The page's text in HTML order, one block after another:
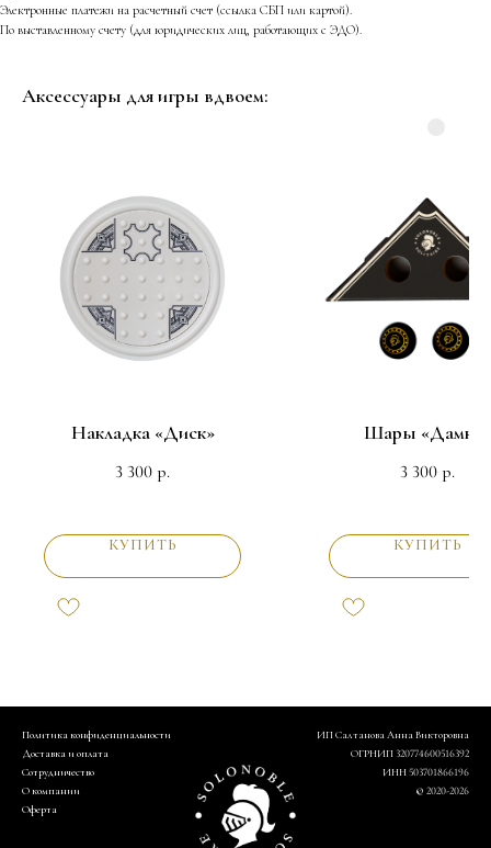
Электронные платежи на расчетный счет (ссылка СБП или картой).
По выставленному счету (для юридических лиц, работающих с ЭДО).
Аксессуары для игры вдвоем:
Накладка «Диск»
3 300 р.
КУПИТЬ
Шары «Дамки»
3 300 р.
КУПИТЬ
ИНН 503701866196
ИП Салтанова Анна Викторовна
© 2020-2026
ОГРНИП 320774600516392
Доставка и оплата
Сотрудничество
О компании
Оферта
Политика конфиденциальности